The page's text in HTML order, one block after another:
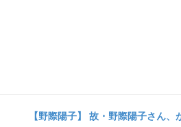
【野際陽子】 故・野際陽子さん